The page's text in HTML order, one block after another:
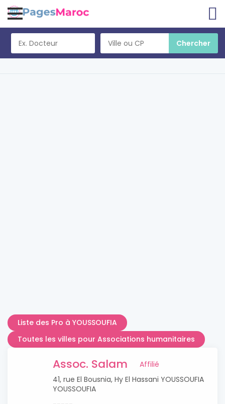
Liste des Pro à YOUSSOUFIA
Toutes les villes pour Associations humanitaires
Assoc. Salam
Affilié
41, rue El Bousnia, Hy El Hassani YOUSSOUFIA
YOUSSOUFIA